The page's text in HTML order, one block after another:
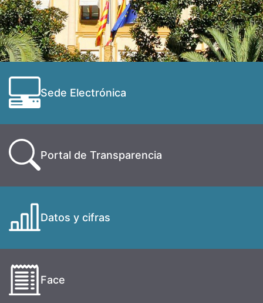
Sede Electrónica
Portal de Transparencia
Datos y cifras
Face